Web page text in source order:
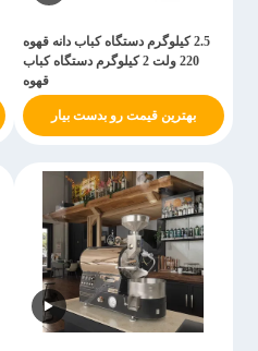
2.5 کیلوگرم دستگاه کباب دانه قهوه
220 ولت 2 کیلوگرم دستگاه کباب
قهوه
بهترین قیمت رو بدست بیار